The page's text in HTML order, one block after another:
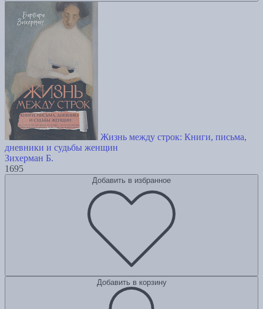
Жизнь между строк: Книги, письма,
дневники и судьбы женщин
Зихерман Б.
1695
Добавить в избранное
Добавить в корзину